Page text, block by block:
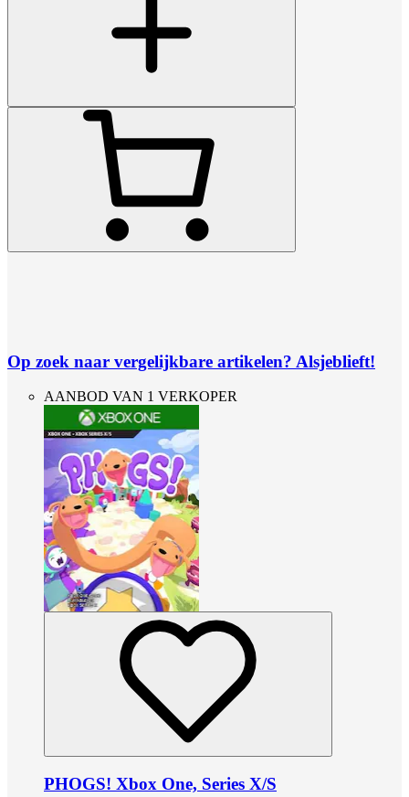
Op zoek naar vergelijkbare artikelen? Alsjeblieft!
AANBOD VAN 1 VERKOPER
PHOGS! Xbox One, Series X/S